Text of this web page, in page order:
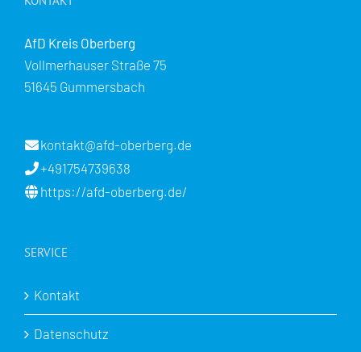
AfD Kreis Oberberg
Vollmerhauser Straße 75
51645 Gummersbach
kontakt@afd-oberberg.de
+491754739638
https://afd-oberberg.de/
SERVICE
Kontakt
Datenschutz